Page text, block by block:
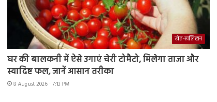
खेत-खलिहान
घर की बालकनी में ऐसे उगाएं चेरी टोमैटो, मिलेगा ताजा और
स्वादिष्ट फल, जानें आसान तरीका
8 August 2026 - 7:13 PM